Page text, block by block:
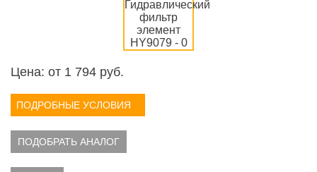
Цена: от 1 794 руб.
ПОДРОБНЫЕ УСЛОВИЯ
ПОДОБРАТЬ АНАЛОГ